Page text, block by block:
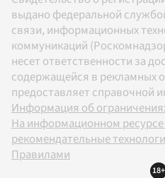
выдано федеральной
связи, информационных
коммуникаций
несет ответственности за
содержащейся в рекламных
предоставляет справочной
Информация об
На информационном
рекомендательные
Правилами
18+